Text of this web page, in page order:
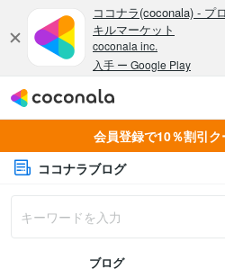
会員登録で10％割引ク
ココナラブログ
ブログ